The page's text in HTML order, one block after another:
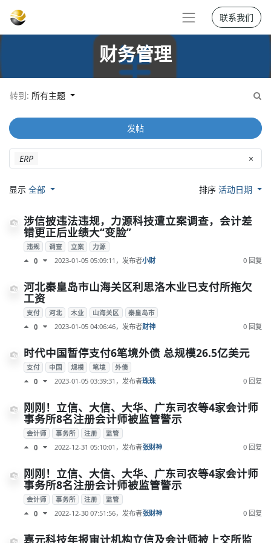
联系我们
财务管理
转到: 所有主题
ERP ×
发帖
显示 全部 排序活动日期
涉信披违法违规，力源科技遭立案调查，会计差
错更正后业绩大“变脸”
违规 调查 立案 力源
0 2023-01-05 05:09:11 ，发布者小财 0 回复
河北秦皇岛市山海关区利思洛木业已支付所拖欠
工资
支付 河北 木业 山海关区 秦皇岛市
0 2023-01-05 04:06:46，发布者财神 0 回复
时代中国暂停支付6笔境外债 总规模26.5亿美元
支付 中国 规模 笔境 外债
0 2023-01-05 03:39:31 ，发布者珠珠 0 回复
刚刚！立信、大信、大华、广东司农等4家会计师
事务所8名注册会计师被监管警示
会计师 事务所 注册 监管
0 2022-12-31 05:10:01 ，发布者张财神 0 回复
刚刚！立信、大信、大华、广东司农等4家会计师
事务所8名注册会计师被监管警示
会计师 事务所 注册 监管
0 2022-12-30 07:51:56，发布者张财神 0 回复
嘉元科技年报审计机构立信及会计师被上交所监